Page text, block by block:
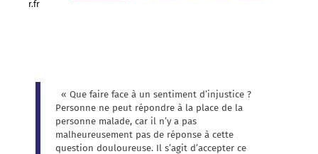
« Que faire face à un sentiment d’injustice ?
Personne ne peut répondre à la place de la
personne malade, car il n’y a pas
malheureusement pas de réponse à cette
question douloureuse. Il s’agit d’accepter ce